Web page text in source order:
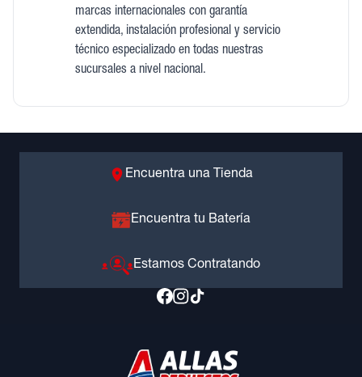
marcas internacionales con garantía
extendida, instalación profesional y servicio
técnico especializado en todas nuestras
sucursales a nivel nacional.
Encuentra una Tienda
Encuentra tu Batería
Estamos Contratando